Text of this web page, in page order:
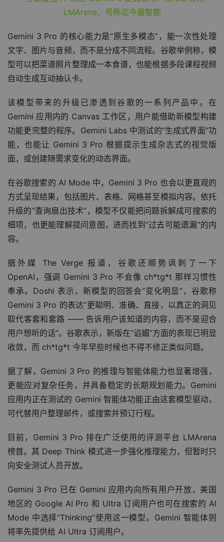
Gemini 3 Pro 的核心能力是“原生多模态”，能一次性处理
文字、图片与音频，而不是分成不同流程。谷歌举例称，模
型可以把菜谱照片整理成一本食谱，也能根据多段课程视频
自动生成互动抽认卡。
该模型带来的升级已渗透到谷歌的一系列产品中。在
Gemini 应用内的 Canvas 工作区，用户能借助新模型构建
功能更完整的程序。Gemini Labs 中测试的“生成式界面”功
能，也能让 Gemini 3 Pro 根据提示生成杂志式的视觉版
面，或创建随需求变化的动态界面。
在谷歌搜索的 AI Mode 中，Gemini 3 Pro 也会以更直观的
方式呈现结果，包括图片、表格、网格甚至模拟内容。依托
升级的“查询扇出技术”，模型不仅能把问题拆解成可搜索的
细项，也更能理解提问意图，进而找到“过去可能遗漏”的内
容。
据外媒 The Verge 报道，谷歌还顺势讽刺了一下
OpenAI，强调 Gemini 3 Pro 不会像 ch*tg*t 那样习惯性
奉承。Doshi 表示，新模型的回答会“变化明显”，谷歌称
Gemini 3 Pro 的表达“更聪明、准确、直接，以真正的洞见
取代客套和套路 —— 告诉用户该知道的内容，而不是迎合
用户想听的话”。谷歌表示，新版在“谄媚”方面的表现已明显
收敛，而 ch*tg*t 今年早些时候也不得不修正类似问题。
据了解，Gemini 3 Pro 的推理与智能体能力也显著增强，
更能应对复杂任务，并具备稳定的长期规划能力。Gemini
应用内正在测试的 Gemini 智能体功能正由这套模型驱动，
可代替用户整理邮件，或搜索并预订行程。
目前，Gemini 3 Pro 排在广泛使用的评测平台 LMArena
榜首。其 Deep Think 模式进一步强化推理能力，但暂时只
向安全测试人员开放。
Gemini 3 Pro 已在 Gemini 应用内向所有用户开放，美国
地区的 Google AI Pro 和 Ultra 订阅用户也可在搜索的 AI
Mode 中选择“Thinking”使用这一模型。Gemini 智能体则
将率先提供给 AI Ultra 订阅用户。